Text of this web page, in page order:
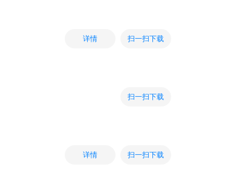
详情 扫一扫下载
扫一扫下载
详情 扫一扫下载